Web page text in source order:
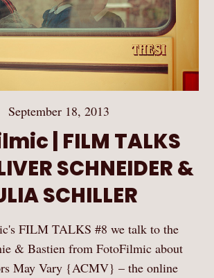
September 18, 2013
| FILM TALKS
SCHNEIDER &
SCHILLER
FILM TALKS #8 we talk to the
& Bastien from FotoFilmic about
May Vary {ACMV} – the online